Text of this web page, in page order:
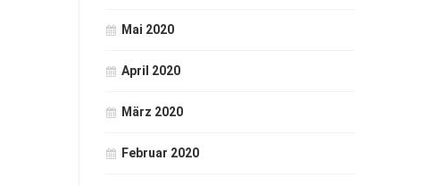
Mai 2020
April 2020
März 2020
Februar 2020